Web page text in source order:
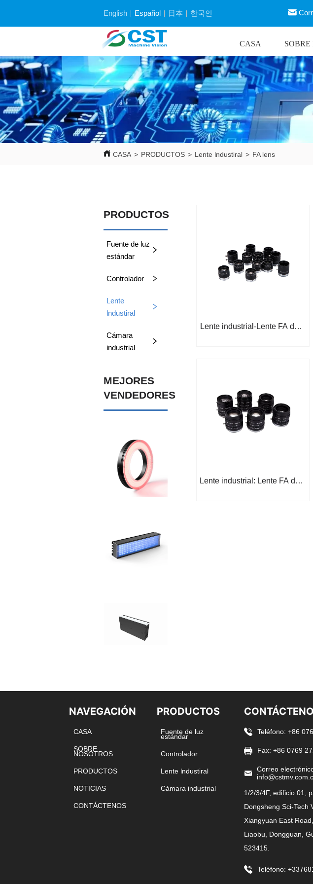
English Español 日本 한국인
CASA SOBRE
CASA > PRODUCTOS > Lente lndustiral > FA lens
PRODUCTOS
Fuente de luz
estándar
Controlador
Lente
lndustiral
Cámara
industrial
MEJORES
VENDEDORES
Lente industrial-Lente FA de 5
Lente industrial: Lente FA de 1
NAVEGACIÓN
CASA
SOBRE
NOSOTROS
PRODUCTOS
NOTICIAS
CONTÁCTENOS
PRODUCTOS
Fuente de luz
estándar
Controlador
Lente lndustiral
Cámara industrial
Teléfono: +86
Fax: +86 0769
Correo
1/2/3/4F, edificio 01,
Dongsheng Sci-Tech
Xiangyuan East
Liaobu, Dongguan,
523415.
Teléfono: